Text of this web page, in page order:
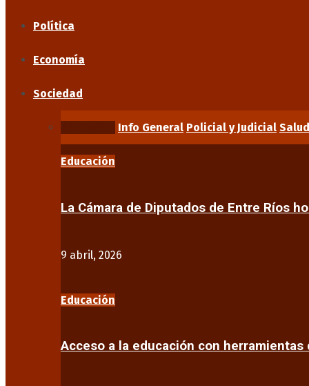
Política
Economía
Sociedad
Info General Policial y Judicial Salud
Educación
La Cámara de Diputados de Entre Ríos
9 abril, 2026
Educación
Acceso a la educación con